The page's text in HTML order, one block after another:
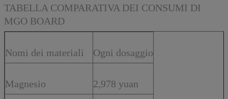
TABELLA COMPARATIVA DEI CONSUMI DI
MGO BOARD
Nomi dei materiali Ogni dosaggio
Magnesio 2,978 yuan